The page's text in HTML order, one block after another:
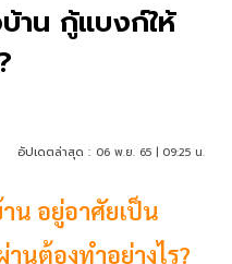
าน กู้แบงก์ให้
อัปเดตล่าสุด : 06 พ.ย. 65 | 09:25 น.
น อยู่อาศัยเป็น
นต้องทำอย่างไร?